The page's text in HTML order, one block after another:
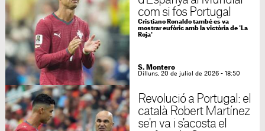
com si fos Portugal
Cristiano Ronaldo també es va
mostrar eufòric amb la victòria de 'La
Roja'
S. Montero
Dilluns, 20 de juliol de 2026 - 18:50
Revolució a Portugal: el
català Robert Martínez
se'n va i s'acosta el